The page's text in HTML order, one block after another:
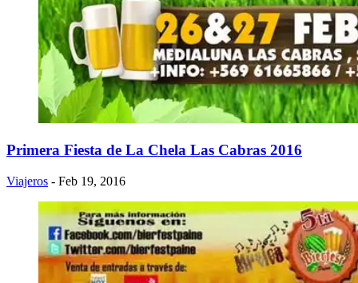
Primera Fiesta de La Chela Las Cabras 2016
Viajeros - Feb 19, 2016